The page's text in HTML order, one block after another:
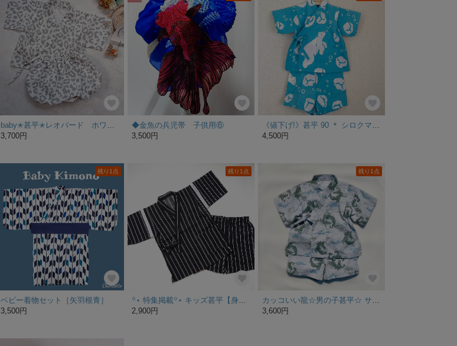
3,700円
◆金魚の兵児帯 子供用⑥
3,500円
4,500円
残り1点
ベビー着物セット［矢羽根青］
3,500円
残り1点
꙳⋆ 特集掲載꙳⋆ キッズ甚平【身長88cm〜96cm】
2,900円
残り1点
カッコいい龍☆男の子甚平☆ サイズ90〜95「一点もの」
3,600円